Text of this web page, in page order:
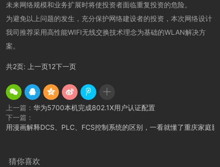
未来网络规模和业务扩展时将使投资者面临重复投资的危险。
为避免以上问题的发生，充分保护网络建设者的投资，本次网络设计
我司推荐采用高性能WIFI无线交换技术理念为基础的WLAN解决方
案。
共2页: 上一页12下一页
上一篇： 华为5700本机完成802.1X用户认证配置
下一篇：
用漫画解释DCS、PLC、FCS控制系统的区别，一看就懂了重庆家庭影
猜你喜欢